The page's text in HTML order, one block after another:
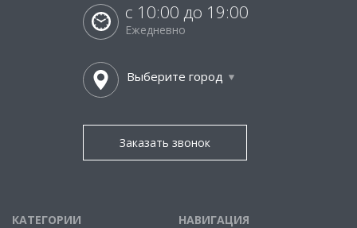
с 10:00 до 19:00
Ежедневно
Выберите город
Заказать звонок
КАТЕГОРИИ НАВИГАЦИЯ